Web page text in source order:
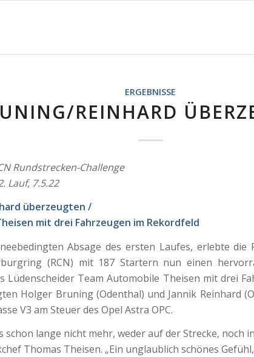
ERGEBNISSE
REINHARD
Rundstrecken-Challenge
Lauf, 7.5.22
überzeugten /
mit drei Fahrzeugen im Rekordfeld
Absage des ersten Laufes, erlebte die
(RCN) mit 187 Startern nun einen
Lüdenscheider Team Automobile Theisen mit drei
Holger Bruning (Odenthal) und Jannik Reinhard
V3 am Steuer des Opel Astra OPC.
schon lange nicht mehr, weder auf der Strecke, noch
Thomas Theisen. „Ein unglaublich schönes